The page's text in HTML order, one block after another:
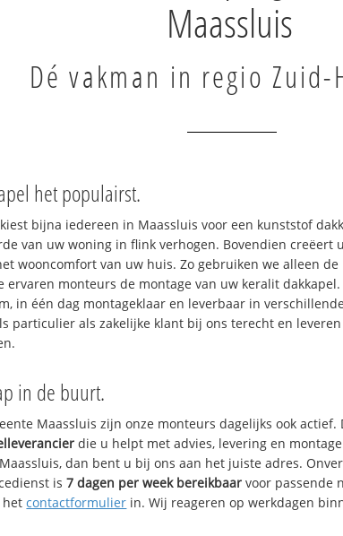
Maassluis
Dé vakman in regio
het populairst.
bijna iedereen in Maassluis voor een kunststof
van uw woning in flink verhogen. Bovendien creëert
wooncomfort van uw huis. Zo gebruiken we alleen de
ervaren monteurs de montage van uw keralit
in één dag montageklaar en leverbaar in
particulier als zakelijke klant bij ons terecht en
in de buurt.
Maassluis zijn onze monteurs dagelijks ook actief.
die u helpt met advies, levering en
dan bent u bij ons aan het juiste adres.
is7 dagen per week bereikbaar voor passende
hetcontactformulier in. Wij reageren op werkdagen